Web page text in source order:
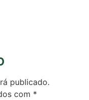
publicado.
com *